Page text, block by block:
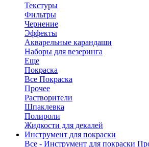
Текстуры
Фильтры
Чернение
Эффекты
Акварельные карандаши
Наборы для везеринга
Еще
Покраска
Все Покраска
Прочее
Растворители
Шпаклевка
Полироли
Жидкости для декалей
Инструмент для покраски
Все - Инструмент для покраски